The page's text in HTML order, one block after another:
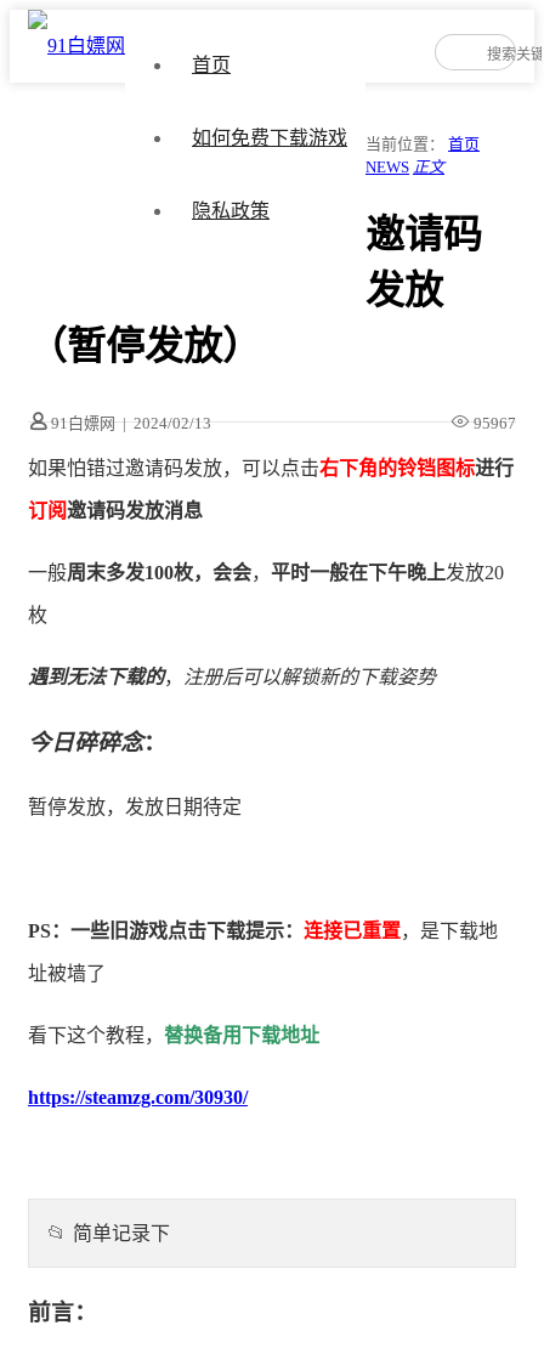
首页
如何免费下载游戏
隐私政策
当前位置： 首页
NEWS 正文
邀请码
发放
（暂停发放）
91白嫖网 | 2024/02/13 95967
如果怕错过邀请码发放，可以点击右下角的铃铛图标进行
订阅邀请码发放消息
一般周末多发100枚，会会， 平时一般在下午晚上发放20
枚
遇到无法下载的， 注册后可以解锁新的下载姿势
今日碎碎念：
暂停发放，发放日期待定
PS：一些旧游戏点击下载提示： 连接已重置，是下载地
址被墙了
看下这个教程， 替换备用下载地址
https://steamzg.com/30930/
📂 简单记录下
前言：